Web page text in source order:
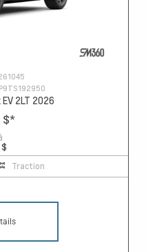
2LT 2026
*
Traction